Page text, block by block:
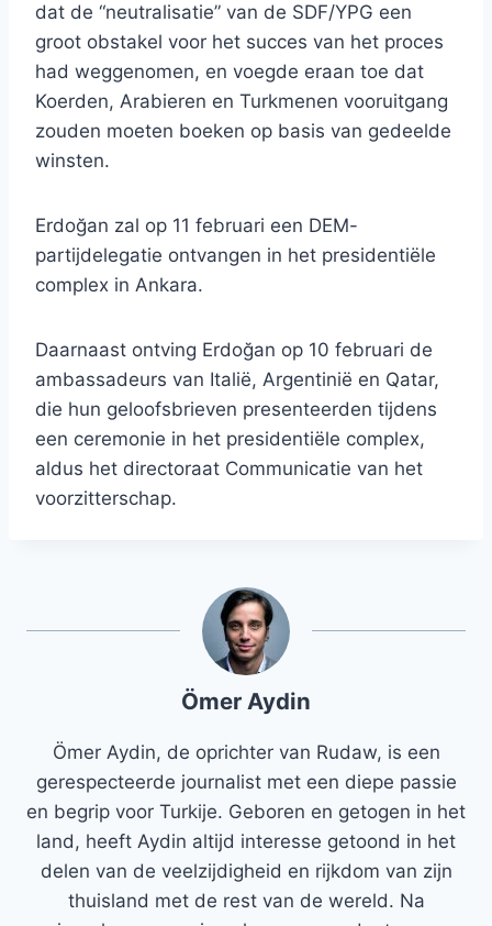
dat de “neutralisatie” van de SDF/YPG een
groot obstakel voor het succes van het proces
had weggenomen, en voegde eraan toe dat
Koerden, Arabieren en Turkmenen vooruitgang
zouden moeten boeken op basis van gedeelde
winsten.
Erdoğan zal op 11 februari een DEM-
partijdelegatie ontvangen in het presidentiële
complex in Ankara.
Daarnaast ontving Erdoğan op 10 februari de
ambassadeurs van Italië, Argentinië en Qatar,
die hun geloofsbrieven presenteerden tijdens
een ceremonie in het presidentiële complex,
aldus het directoraat Communicatie van het
voorzitterschap.
Ömer Aydin
Ömer Aydin, de oprichter van Rudaw, is een
gerespecteerde journalist met een diepe passie
en begrip voor Turkije. Geboren en getogen in het
land, heeft Aydin altijd interesse getoond in het
delen van de veelzijdigheid en rijkdom van zijn
thuisland met de rest van de wereld. Na